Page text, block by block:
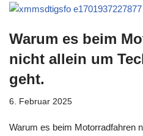
Warum es beim
nicht allein um
geht.
6. Februar 2025
Warum es beim Motorradfahren